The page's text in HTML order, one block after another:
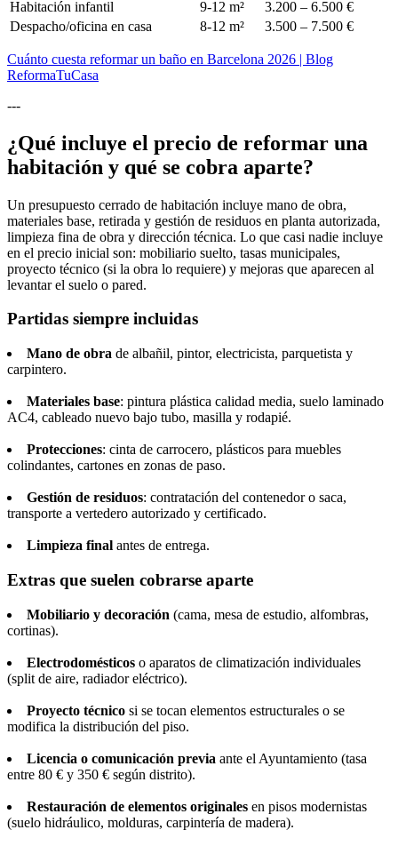
Habitación infantil
9-12 m²
3.200 – 6.500 €
Despacho/oficina en casa
8-12 m² 3.500 – 7.500 €
Cuánto cuesta reformar un baño en Barcelona 2026 | Blog
ReformaTuCasa
---
¿Qué incluye el precio de reformar una
habitación y qué se cobra aparte?
Un presupuesto cerrado de habitación incluye mano de obra,
materiales base, retirada y gestión de residuos en planta autorizada,
limpieza fina de obra y dirección técnica. Lo que casi nadie incluye
en el precio inicial son: mobiliario suelto, tasas municipales,
proyecto técnico (si la obra lo requiere) y mejoras que aparecen al
levantar el suelo o pared.
Partidas siempre incluidas
Mano de obra de albañil, pintor, electricista, parquetista y
carpintero.
Materiales base: pintura plástica calidad media, suelo laminado
AC4, cableado nuevo bajo tubo, masilla y rodapié.
Protecciones: cinta de carrocero, plásticos para muebles
colindantes, cartones en zonas de paso.
Gestión de residuos: contratación del contenedor o saca,
transporte a vertedero autorizado y certificado.
Limpieza final antes de entrega.
Extras que suelen cobrarse aparte
Mobiliario y decoración (cama, mesa de estudio, alfombras,
cortinas).
Electrodomésticos o aparatos de climatización individuales
(split de aire, radiador eléctrico).
Proyecto técnico si se tocan elementos estructurales o se
modifica la distribución del piso.
Licencia o comunicación previa ante el Ayuntamiento (tasa
entre 80 € y 350 € según distrito).
Restauración de elementos originales en pisos modernistas
(suelo hidráulico, molduras, carpintería de madera).